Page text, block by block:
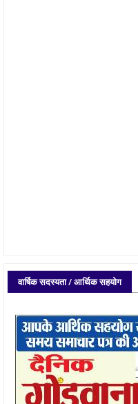
वार्षिक सदस्यता / आर्थिक सहयोग